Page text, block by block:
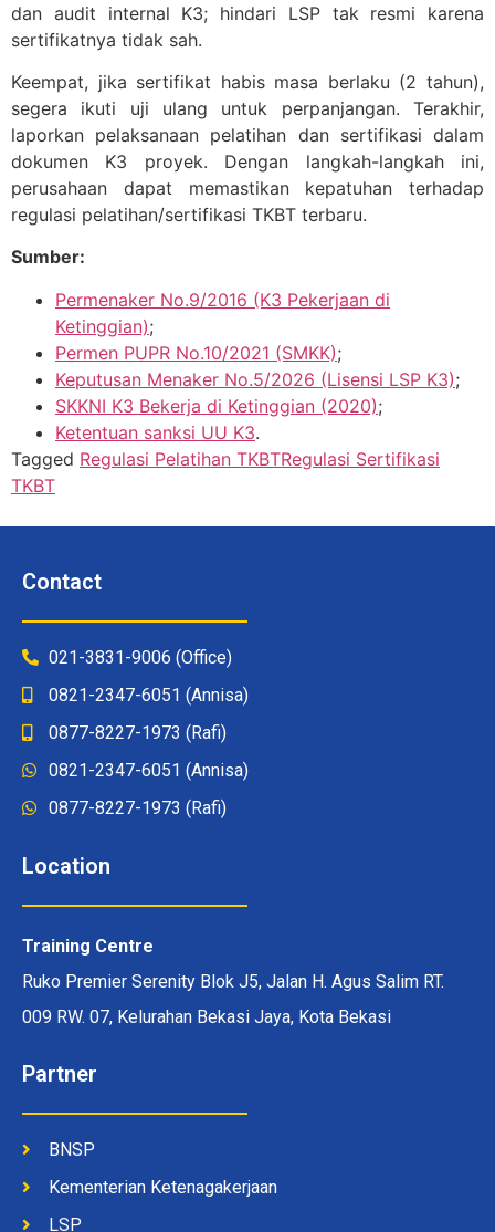
dan audit internal K3; hindari LSP tak resmi karena
sertifikatnya tidak sah.
Keempat, jika sertifikat habis masa berlaku (2 tahun),
segera ikuti uji ulang untuk perpanjangan. Terakhir,
laporkan pelaksanaan pelatihan dan sertifikasi dalam
dokumen K3 proyek. Dengan langkah-langkah ini,
perusahaan dapat memastikan kepatuhan terhadap
regulasi pelatihan/sertifikasi TKBT terbaru.
Sumber:
Permenaker No.9/2016 (K3 Pekerjaan di
Ketinggian);
Permen PUPR No.10/2021 (SMKK);
Keputusan Menaker No.5/2026 (Lisensi LSP K3);
SKKNI K3 Bekerja di Ketinggian (2020);
Ketentuan sanksi UU K3.
Tagged Regulasi Pelatihan TKBTRegulasi Sertifikasi
TKBT
Contact
021-3831-9006 (Office)
0821-2347-6051 (Annisa)
0877-8227-1973 (Rafi)
0821-2347-6051 (Annisa)
0877-8227-1973 (Rafi)
Location
Training Centre
Ruko Premier Serenity Blok J5, Jalan H. Agus Salim RT.
009 RW. 07, Kelurahan Bekasi Jaya, Kota Bekasi
Partner
BNSP
Kementerian Ketenagakerjaan
LSP